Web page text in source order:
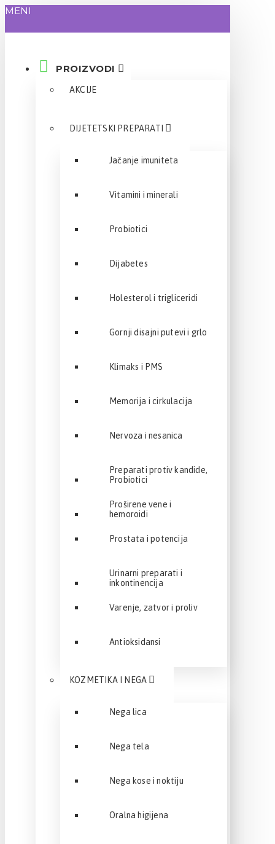
MENI
PROIZVODI
AKCIJE
DIJETETSKI PREPARATI
Jačanje imuniteta
Vitamini i minerali
Probiotici
Dijabetes
Holesterol i trigliceridi
Gornji disajni putevi i grlo
Klimaks i PMS
Memorija i cirkulacija
Nervoza i nesanica
Preparati protiv kandide,
Probiotici
Proširene vene i
hemoroidi
Prostata i potencija
Urinarni preparati i
inkontinencija
Varenje, zatvor i proliv
Antioksidansi
KOZMETIKA I NEGA
Nega lica
Nega tela
Nega kose i noktiju
Oralna higijena